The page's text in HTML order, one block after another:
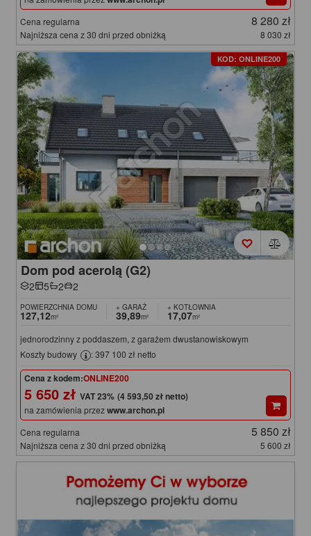
Cena regularna 8 280 zł
Najniższa cena z 30 dni przed obniżką 8 030 zł
KOD: ONLINE200
Dom pod acerolą (G2)
2 5 2 2
POWIERZCHNIA DOMU
127,12m²
+ GARAŻ
39,89m²
+ KOTŁOWNIA
17,07m²
jednorodzinny z poddaszem, z garażem dwustanowiskowym
Koszty budowy
: 397 100 zł netto
Cena z kodem:ONLINE200
5 650 zł (4 593,50 zł netto)
na zamówienia przezwww.archon.pl
Cena regularna 5 850 zł
Najniższa cena z 30 dni przed obniżką 5 600 zł